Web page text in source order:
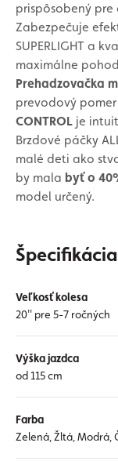
prispôsobený
Zabezpečuje
SUPERLIGHT a
maximálne
Prehadzovačka
prevodový
CONTROL je
Brzdové páčky
malé deti ako
by mala byť o
model určený.
Špecifikácia
Veľkosť kolesa
20'' pre 5-7 ročných
Výška jazdca
od 115 cm
Farba
Zelená, Žltá, Modrá,